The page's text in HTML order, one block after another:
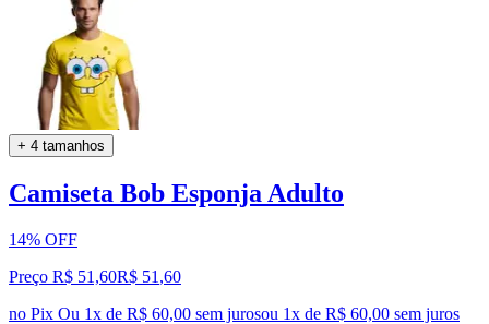
+ 4 tamanhos
Camiseta Bob Esponja Adulto
14% OFF
Preço R$ 51,60R$ 51 ,60
no Pix Ou 1x de R$ 60,00 sem jurosou 1x de R$ 60,00 sem juros